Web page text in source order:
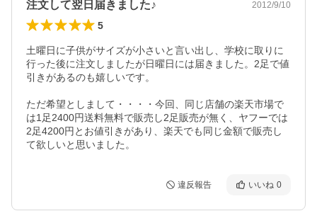
注文して翌日届きました♪ 2012/9/10
5
土曜日に子供がサイズが小さいと言い出し、学校に取りに
行った後に注文しましたが日曜日には届きました。2足で値
引きがあるのも嬉しいです。
ただ希望としまして・・・・今回、同じ店舗の楽天市場で
は1足2400円送料無料で販売し2足販売が無く、ヤフーでは
2足4200円とお値引きがあり、楽天でも同じ金額で販売し
て欲しいと思いました。
違反報告 いいね 0